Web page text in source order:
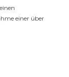
einer über